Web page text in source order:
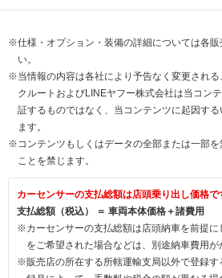
※仕様・オプション・装備の詳細については各販
い。
※当情報の内容は各社により予告なく変更される
クルートおよびLINEヤフー株式会社は当コン
証するものではなく、当コンテンツに起因す
ます。
※コンテンツもしくはデータの全部または一部
ことを禁じます。
カーセンサーの支払総額は店頭乗り出し価格で
支払総額（税込） ＝ 車両本体価格＋諸費用
※カーセンサーの支払総額は店頭納車を前提に
をご希望された場合などは、別途納車費用が
※販売店の所在する所轄運輸支局以外で登録す